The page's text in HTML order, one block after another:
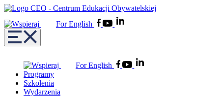
For English
For English
Programy
Szkolenia
Wydarzenia